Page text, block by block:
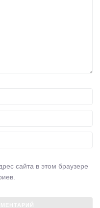
сайта в этом браузере